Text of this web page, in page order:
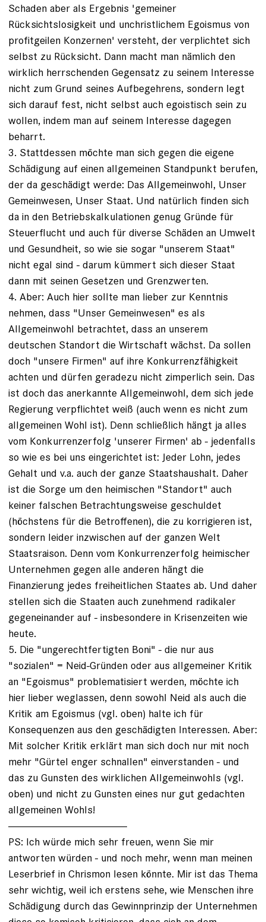
Schaden aber als Ergebnis 'gemeiner
Rücksichtslosigkeit und unchristlichem Egoismus von
profitgeilen Konzernen' versteht, der verplichtet sich
selbst zu Rücksicht. Dann macht man nämlich den
wirklich herrschenden Gegensatz zu seinem Interesse
nicht zum Grund seines Aufbegehrens, sondern legt
sich darauf fest, nicht selbst auch egoistisch sein zu
wollen, indem man auf seinem Interesse dagegen
beharrt.
3. Stattdessen möchte man sich gegen die eigene
Schädigung auf einen allgemeinen Standpunkt berufen,
der da geschädigt werde: Das Allgemeinwohl, Unser
Gemeinwesen, Unser Staat. Und natürlich finden sich
da in den Betriebskalkulationen genug Gründe für
Steuerflucht und auch für diverse Schäden an Umwelt
und Gesundheit, so wie sie sogar "unserem Staat"
nicht egal sind - darum kümmert sich dieser Staat
dann mit seinen Gesetzen und Grenzwerten.
4. Aber: Auch hier sollte man lieber zur Kenntnis
nehmen, dass "Unser Gemeinwesen" es als
Allgemeinwohl betrachtet, dass an unserem
deutschen Standort die Wirtschaft wächst. Da sollen
doch "unsere Firmen" auf ihre Konkurrenzfähigkeit
achten und dürfen geradezu nicht zimperlich sein. Das
ist doch das anerkannte Allgemeinwohl, dem sich jede
Regierung verpflichtet weiß (auch wenn es nicht zum
allgemeinen Wohl ist). Denn schließlich hängt ja alles
vom Konkurrenzerfolg 'unserer Firmen' ab - jedenfalls
so wie es bei uns eingerichtet ist: Jeder Lohn, jedes
Gehalt und v.a. auch der ganze Staatshaushalt. Daher
ist die Sorge um den heimischen "Standort" auch
keiner falschen Betrachtungsweise geschuldet
(höchstens für die Betroffenen), die zu korrigieren ist,
sondern leider inzwischen auf der ganzen Welt
Staatsraison. Denn vom Konkurrenzerfolg heimischer
Unternehmen gegen alle anderen hängt die
Finanzierung jedes freiheitlichen Staates ab. Und daher
stellen sich die Staaten auch zunehmend radikaler
gegeneinander auf - insbesondere in Krisenzeiten wie
heute.
5. Die "ungerechtfertigten Boni" - die nur aus
"sozialen" = Neid-Gründen oder aus allgemeiner Kritik
an "Egoismus" problematisiert werden, möchte ich
hier lieber weglassen, denn sowohl Neid als auch die
Kritik am Egoismus (vgl. oben) halte ich für
Konsequenzen aus den geschädigten Interessen. Aber:
Mit solcher Kritik erklärt man sich doch nur mit noch
mehr "Gürtel enger schnallen" einverstanden - und
das zu Gunsten des wirklichen Allgemeinwohls (vgl.
oben) und nicht zu Gunsten eines nur gut gedachten
allgemeinen Wohls!
----------------------------------------
PS: Ich würde mich sehr freuen, wenn Sie mir
antworten würden - und noch mehr, wenn man meinen
Leserbrief in Chrismon lesen könnte. Mir ist das Thema
sehr wichtig, weil ich erstens sehe, wie Menschen ihre
Schädigung durch das Gewinnprinzip der Unternehmen